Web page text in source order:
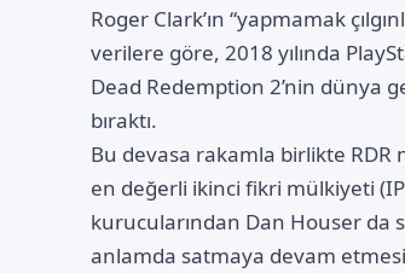
Roger Clark’ın “yapmamak
verilere göre, 2018 yılında
Dead Redemption 2’nin dünya
bıraktı.
Bu devasa rakamla birlikte RDR
en değerli ikinci fikri mülkiyeti
kurucularından Dan Houser da
anlamda satmaya devam